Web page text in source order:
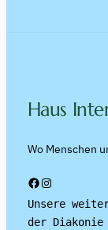
Haus
Wo Menschen
Facebook Instagram
Unsere
der Diakonie